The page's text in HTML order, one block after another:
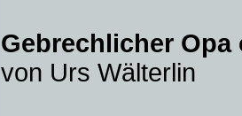
Gebrechlicher Opa
von Urs Wälterlin